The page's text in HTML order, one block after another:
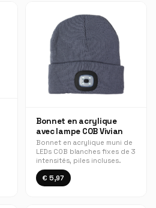
Bonnet en acrylique
avec lampe COB Vivian
Bonnet en acrylique muni de
LEDs COB blanches fixes de 3
intensités, piles incluses.
€ 5,97